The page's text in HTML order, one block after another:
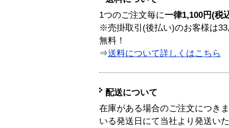
1つのご注文毎に一律1,100円(税
※売掛取引(後払い)のお客様は
無料！
⇒送料について詳しくはこちら
配送について
在庫がある場合のご注文につき
いる発送日にて当社より発送い